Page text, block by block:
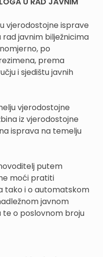
vjerodostojne isprave
javnim bilježnicima
po
prema
i sjedištu javnih
vjerodostojne
iz vjerodostojne
isprava na temelju
putem
moći pratiti
tako i o automatskom
javnom
te o poslovnom broju